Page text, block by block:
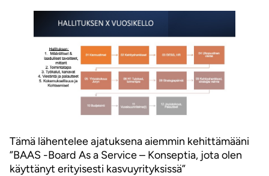
Tämä lähentelee ajatuksena aiemmin kehittämääni
”BAAS -Board As a Service – Konseptia, jota olen
käyttänyt erityisesti kasvuyrityksissä”